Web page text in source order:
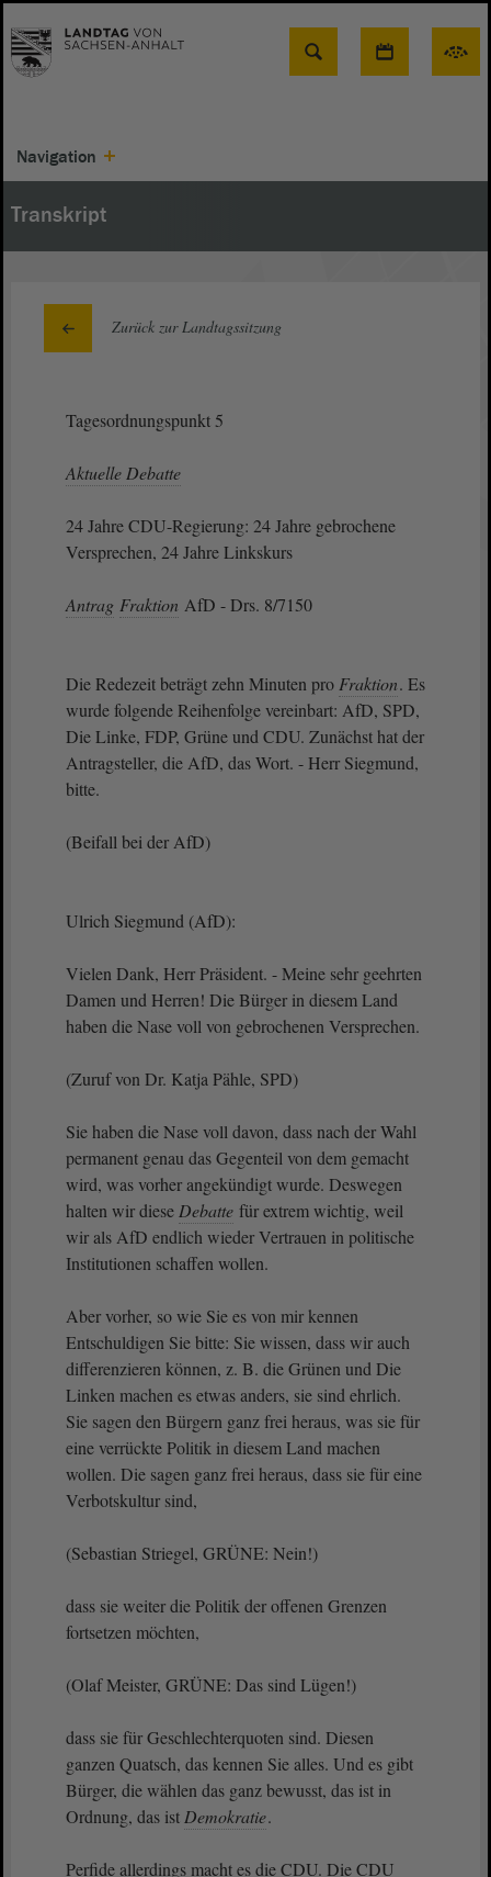
Suche
Navigation
Transkript
Zurück zur Landtagssitzung
Tagesordnungspunkt 5
Aktuelle Debatte
24 Jahre CDU-Regierung: 24 Jahre gebrochene
Versprechen, 24 Jahre Linkskurs
Antrag Fraktion AfD - Drs. 8/7150
Die Redezeit beträgt zehn Minuten pro Fraktion. Es
wurde folgende Reihenfolge vereinbart: AfD, SPD,
Die Linke, FDP, Grüne und CDU. Zunächst hat der
Antragsteller, die AfD, das Wort. - Herr Siegmund,
bitte.
(Beifall bei der AfD)
Ulrich Siegmund (AfD):
Vielen Dank, Herr Präsident. - Meine sehr geehrten
Damen und Herren! Die Bürger in diesem Land
haben die Nase voll von gebrochenen Versprechen.
(Zuruf von Dr. Katja Pähle, SPD)
Sie haben die Nase voll davon, dass nach der Wahl
permanent genau das Gegenteil von dem gemacht
wird, was vorher angekündigt wurde. Deswegen
halten wir diese Debatte für extrem wichtig, weil
wir als AfD endlich wieder Vertrauen in politische
Institutionen schaffen wollen.
Aber vorher, so wie Sie es von mir kennen
Entschuldigen Sie bitte: Sie wissen, dass wir auch
differenzieren können, z. B. die Grünen und Die
Linken machen es etwas anders, sie sind ehrlich.
Sie sagen den Bürgern ganz frei heraus, was sie für
eine verrückte Politik in diesem Land machen
wollen. Die sagen ganz frei heraus, dass sie für eine
Verbotskultur sind,
(Sebastian Striegel, GRÜNE: Nein!)
dass sie weiter die Politik der offenen Grenzen
fortsetzen möchten,
(Olaf Meister, GRÜNE: Das sind Lügen!)
dass sie für Geschlechterquoten sind. Diesen
ganzen Quatsch, das kennen Sie alles. Und es gibt
Bürger, die wählen das ganz bewusst, das ist in
Ordnung, das ist Demokratie.
Perfide allerdings macht es die CDU. Die CDU